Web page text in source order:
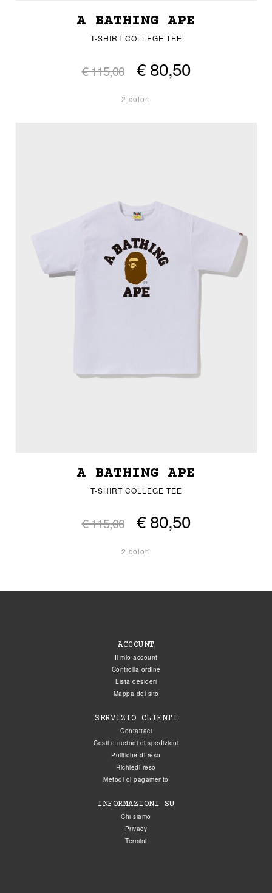
A BATHING APE
T-SHIRT COLLEGE TEE
€ 115,00 € 80,50
2 colori
A BATHING APE
T-SHIRT COLLEGE TEE
€ 115,00 € 80,50
2 colori
ACCOUNT
Il mio account
Controlla ordine
Lista desideri
Mappa del sito
SERVIZIO CLIENTI
Contattaci
Costi e metodi di spedizioni
Politiche di reso
Richiedi reso
Metodi di pagamento
INFORMAZIONI SU
Chi siamo
Privacy
Termini